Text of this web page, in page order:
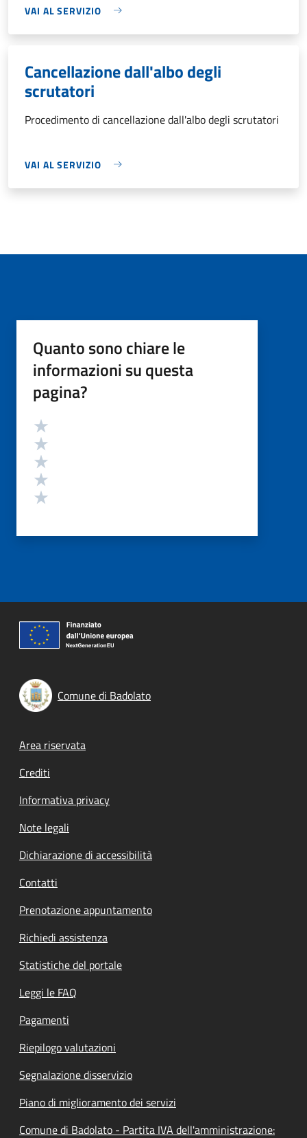
VAI AL SERVIZIO
Cancellazione dall'albo degli
scrutatori
Procedimento di cancellazione dall'albo degli scrutatori
VAI AL SERVIZIO
Quanto sono chiare le
informazioni su questa
pagina?
Valutazione
Comune di Badolato
Footer menu
Area riservata
Crediti
Informativa privacy
Note legali
Dichiarazione di accessibilità
Contatti
Prenotazione appuntamento
Richiedi assistenza
Statistiche del portale
Leggi le FAQ
Pagamenti
Riepilogo valutazioni
Segnalazione disservizio
Piano di miglioramento dei servizi
Comune di Badolato - Partita IVA dell'amministrazione: